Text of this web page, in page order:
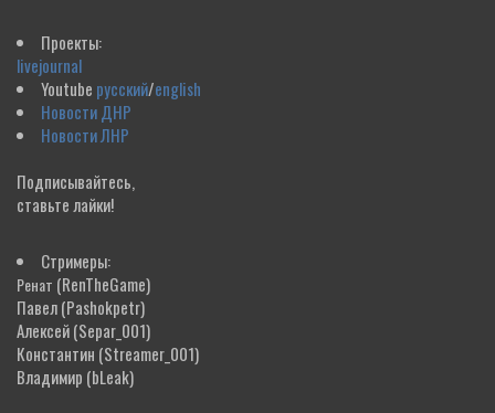
Проекты:
livejournal
Youtube русский/english
Новости ДНР
Новости ЛНР
Подписывайтесь,
ставьте лайки!
Стримеры:
Ренат (RenTheGame)
Павел(Pashokpetr)
Алексей(Separ_001)
Константин (Streamer_001)
Владимир (bLeak)